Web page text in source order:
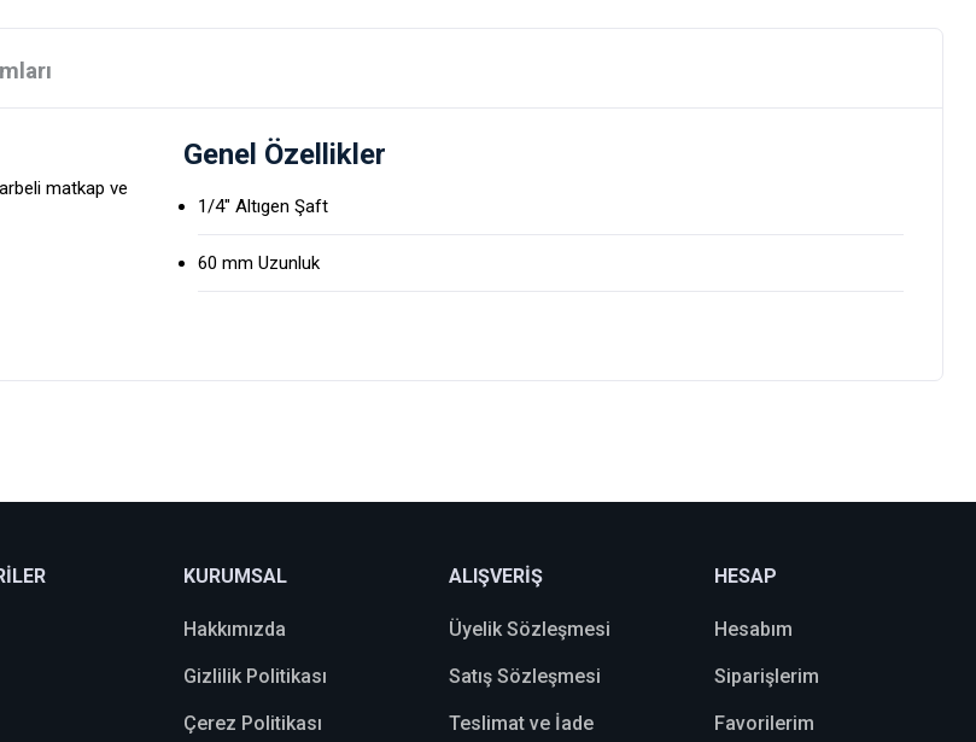
matkap ve
Genel Özellikler
1/4" Altıgen Şaft
60 mm Uzunluk
KURUMSAL
Hakkımızda
Gizlilik Politikası
Çerez Politikası
ALIŞVERİŞ
Üyelik Sözleşmesi
Satış Sözleşmesi
Teslimat ve İade
HESAP
Hesabım
Siparişlerim
Favorilerim